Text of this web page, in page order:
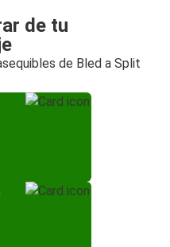
de tu
de Bled a Split